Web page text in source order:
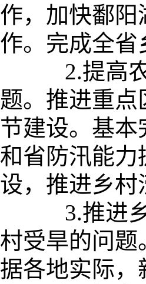
作，加快鄱
作。完成全
2.提高农
题。推进重
节建设。基
和省防汛能
设，推进乡
3.推进乡
村受旱的问
据各地实际